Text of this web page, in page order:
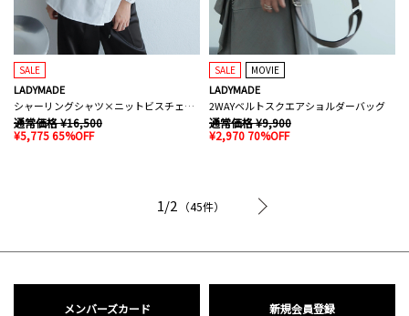
SALE
LADYMADE
シャーリングシャツ×ニットビスチェセット
通常価格 ¥16,500
¥5,775 65%OFF
SALE MOVIE
LADYMADE
2WAYベルトスクエアショルダーバッグ
通常価格 ¥9,900
¥2,970 70%OFF
1/2 （45件）
メンバーズカード 新規会員登録